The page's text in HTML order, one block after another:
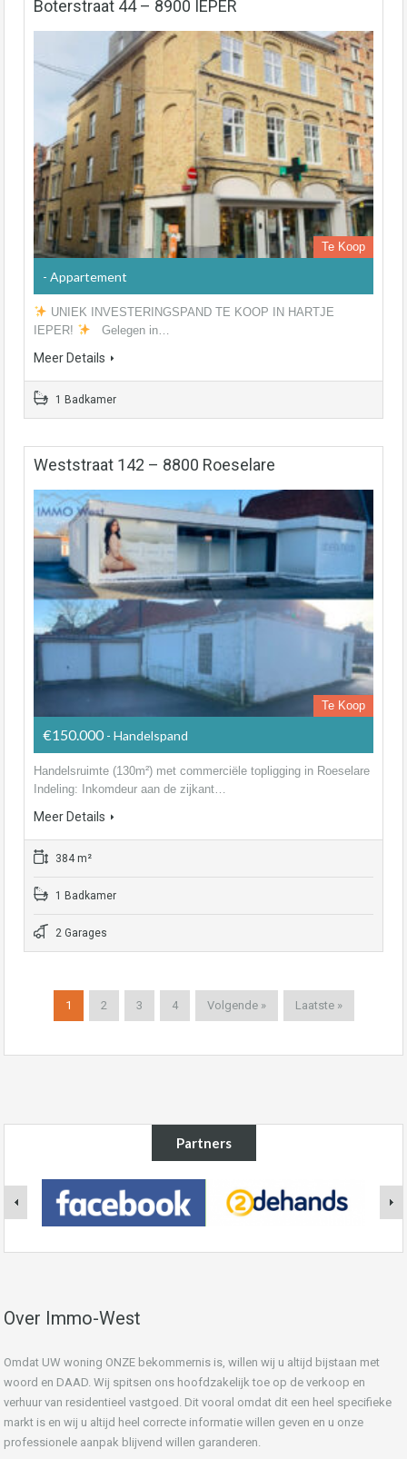
Boterstraat 44 – 8900 IEPER
Te Koop
- Appartement
UNIEK INVESTERINGSPAND TE KOOP IN HARTJE
IEPER!
Gelegen in…
Meer Details
1 Badkamer
Weststraat 142 – 8800 Roeselare
Te Koop
€150.000- Handelspand
Handelsruimte (130m²) met commerciële topligging in Roeselare
Indeling: Inkomdeur aan de zijkant…
Meer Details
384 m²
1 Badkamer
2 Garages
1 2 3 4 Volgende » Laatste »
Partners
Over Immo-West
Omdat UW woning ONZE bekommernis is, willen wij u altijd bijstaan met
woord en DAAD. Wij spitsen ons hoofdzakelijk toe op de verkoop en
verhuur van residentieel vastgoed. Dit vooral omdat dit een heel specifieke
markt is en wij u altijd heel correcte informatie willen geven en u onze
professionele aanpak blijvend willen garanderen.